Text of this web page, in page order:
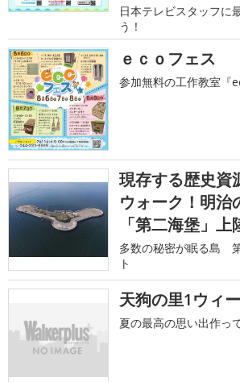
日本テレビスタッフに
う！
ｅｃｏフェス
参加無料の工作教室『
現存する歴史資
ウォーク！明治
「第二海堡」
多数の秘密が眠る島
ト
天狗の里1ウィ
夏の最高の思い出作っ